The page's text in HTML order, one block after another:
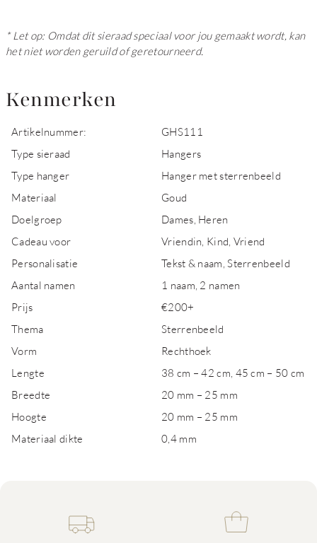
* Let op: Omdat dit sieraad speciaal voor jou gemaakt wordt, kan
het niet worden geruild of geretourneerd.
Kenmerken
Artikelnummer:
GHS111
Type sieraad
Hangers
Type hanger
Hanger met sterrenbeeld
Materiaal
Goud
Doelgroep
Dames, Heren
Cadeau voor
Vriendin, Kind, Vriend
Personalisatie
Tekst & naam, Sterrenbeeld
Aantal namen
1 naam, 2 namen
Prijs
€200+
Thema
Sterrenbeeld
Vorm
Rechthoek
Lengte
38 cm – 42 cm, 45 cm – 50 cm
Breedte
20 mm – 25 mm
Hoogte
20 mm – 25 mm
Materiaal dikte
0,4 mm